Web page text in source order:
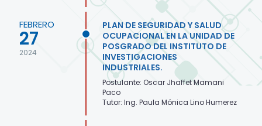
FEBRERO
27
2024
PLAN DE SEGURIDAD Y SALUD
OCUPACIONAL EN LA UNIDAD DE
POSGRADO DEL INSTITUTO DE
INVESTIGACIONES
INDUSTRIALES.
Postulante: Oscar Jhaffet Mamani
Paco
Tutor: Ing. Paula Mónica Lino Humerez